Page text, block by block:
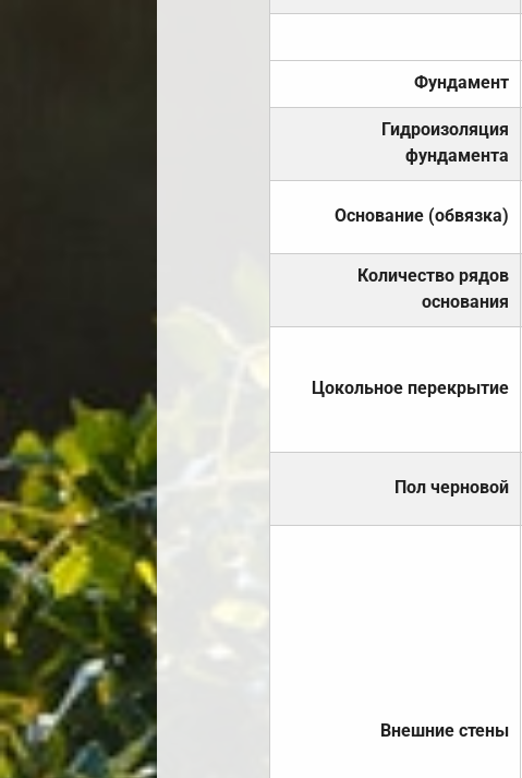
Фундамент
Гидроизоляция
фундамента
Основание (обвязка)
Количество рядов
основания
Цокольное перекрытие
Пол черновой
Внешние стены